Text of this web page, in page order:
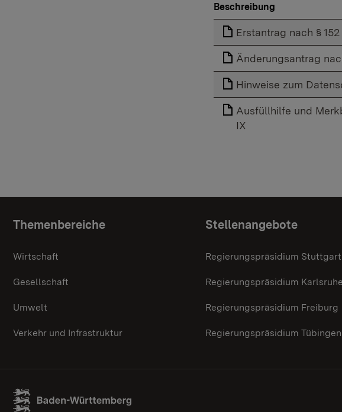
Beschreibung
Erstantrag nach §
Änderungsantrag
Hinweise zum
Ausfüllhilfe und
IX
Themenübersicht
Themenbereiche
Wirtschaft
Gesellschaft
Umwelt
Verkehr und Infrastruktur
Stellenangebote
Regierungspräsidium Stuttgart
Regierungspräsidium Karlsruhe
Regierungspräsidium Freiburg
Regierungspräsidium Tübingen